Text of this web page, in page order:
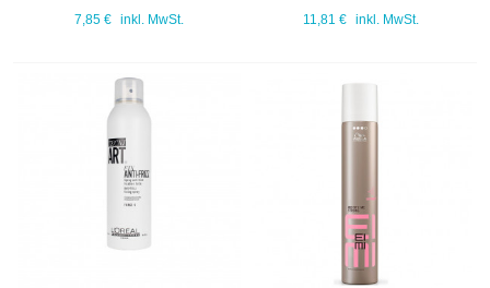
7,85 € inkl. MwSt.
11,81 € inkl. MwSt.